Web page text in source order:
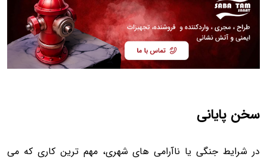
سخن پایانی
در شرایط جنگی یا ناآرامی های شهری، مهم ترین کاری که می